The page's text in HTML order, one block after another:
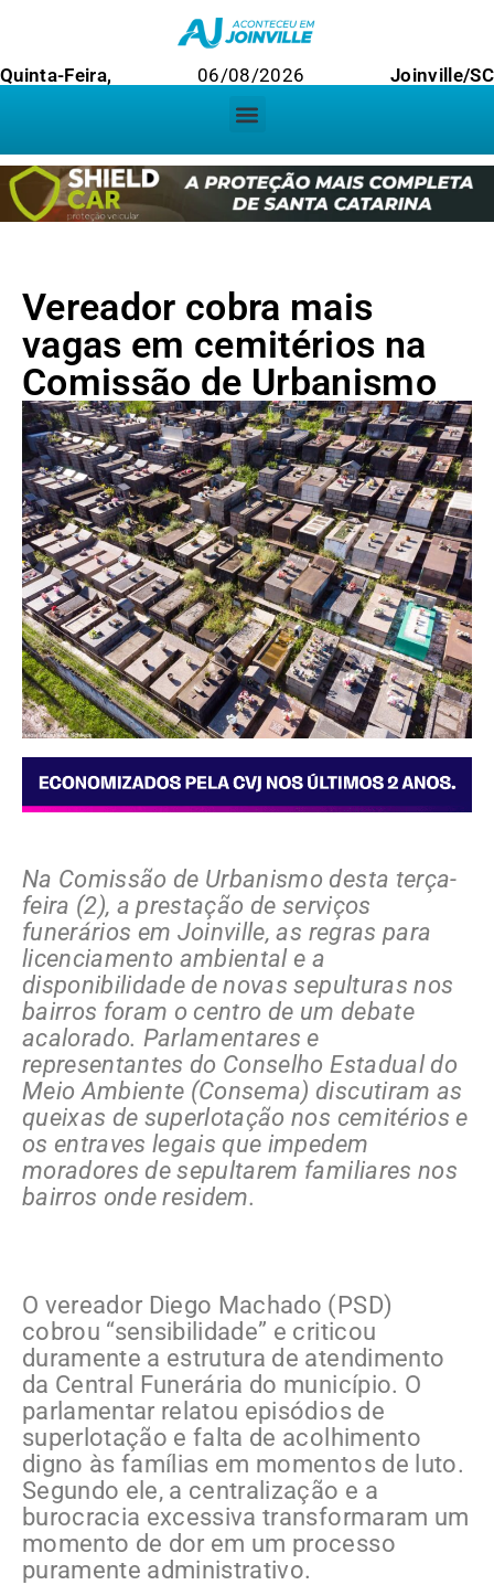
Quinta-Feira, 06/08/2026 Joinville/SC
Vereador cobra mais
vagas em cemitérios na
Comissão de Urbanismo
Na Comissão de Urbanismo desta terça-
feira (2), a prestação de serviços
funerários em Joinville, as regras para
licenciamento ambiental e a
disponibilidade de novas sepulturas nos
bairros foram o centro de um debate
acalorado. Parlamentares e
representantes do Conselho Estadual do
Meio Ambiente (Consema) discutiram as
queixas de superlotação nos cemitérios e
os entraves legais que impedem
moradores de sepultarem familiares nos
bairros onde residem.
O vereador Diego Machado (PSD)
cobrou “sensibilidade” e criticou
duramente a estrutura de atendimento
da Central Funerária do município. O
parlamentar relatou episódios de
superlotação e falta de acolhimento
digno às famílias em momentos de luto.
Segundo ele, a centralização e a
burocracia excessiva transformaram um
momento de dor em um processo
puramente administrativo.